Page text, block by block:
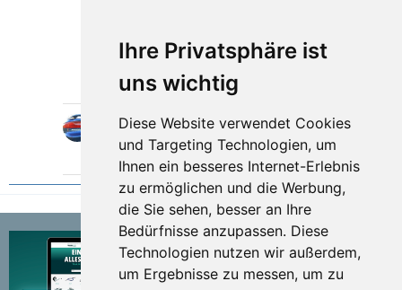
Ihre Privatsphäre ist
uns wichtig
Diese Website verwendet Cookies
und Targeting Technologien, um
Ihnen ein besseres Internet-Erlebnis
zu ermöglichen und die Werbung,
die Sie sehen, besser an Ihre
Bedürfnisse anzupassen. Diese
Technologien nutzen wir außerdem,
um Ergebnisse zu messen, um zu
eingerückt unter der Ladefläche (ca. 10cm) und
ist somit sehr gut vor Beschädigung beim
Kippen geschützt.
Jay 21. November 2019
Danke für die Aufklärung!